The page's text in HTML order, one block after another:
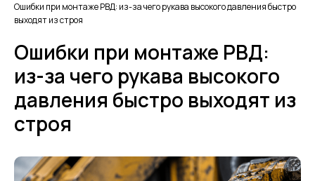
Ошибки при монтаже РВД: из-за чего рукава высокого давления быстро
выходят из строя
Ошибки при монтаже РВД:
из-за чего рукава высокого
давления быстро выходят из
строя